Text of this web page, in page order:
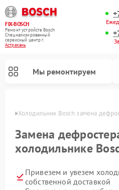
FIX-BOSCH
Ремонт устройств Bosch
Специализированный
cервисный центр г.
Астрахань
Мы ремонтируем
Холодильник Bosch замена
Замена
холодильнике
Привезем и увезем
собственной доставкой